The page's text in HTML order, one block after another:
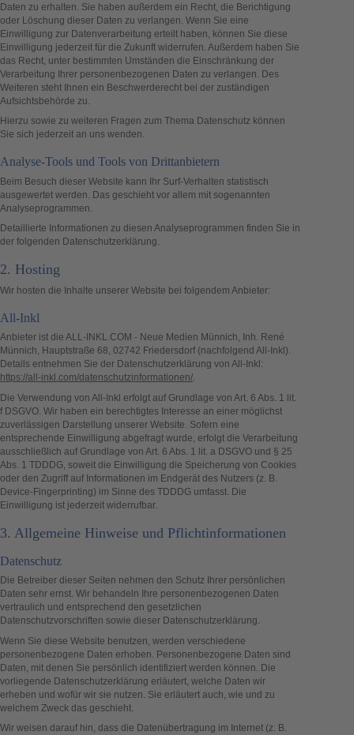
Daten zu erhalten. Sie haben außerdem ein Recht, die Berichtigung
oder Löschung dieser Daten zu verlangen. Wenn Sie eine
Einwilligung zur Datenverarbeitung erteilt haben, können Sie diese
Einwilligung jederzeit für die Zukunft widerrufen. Außerdem haben Sie
das Recht, unter bestimmten Umständen die Einschränkung der
Verarbeitung Ihrer personenbezogenen Daten zu verlangen. Des
Weiteren steht Ihnen ein Beschwerderecht bei der zuständigen
Aufsichtsbehörde zu.
Hierzu sowie zu weiteren Fragen zum Thema Datenschutz können
Sie sich jederzeit an uns wenden.
Analyse-Tools und Tools von Dritt­anbietern
Beim Besuch dieser Website kann Ihr Surf-Verhalten statistisch
ausgewertet werden. Das geschieht vor allem mit sogenannten
Analyseprogrammen.
Detaillierte Informationen zu diesen Analyseprogrammen finden Sie in
der folgenden Datenschutzerklärung.
2. Hosting
Wir hosten die Inhalte unserer Website bei folgendem Anbieter:
All-Inkl
Anbieter ist die ALL-INKL.COM - Neue Medien Münnich, Inh. René
Münnich, Hauptstraße 68, 02742 Friedersdorf (nachfolgend All-Inkl).
Details entnehmen Sie der Datenschutzerklärung von All-Inkl:
https://all-inkl.com/datenschutzinformationen/.
Die Verwendung von All-Inkl erfolgt auf Grundlage von Art. 6 Abs. 1 lit.
f DSGVO. Wir haben ein berechtigtes Interesse an einer möglichst
zuverlässigen Darstellung unserer Website. Sofern eine
entsprechende Einwilligung abgefragt wurde, erfolgt die Verarbeitung
ausschließlich auf Grundlage von Art. 6 Abs. 1 lit. a DSGVO und § 25
Abs. 1 TDDDG, soweit die Einwilligung die Speicherung von Cookies
oder den Zugriff auf Informationen im Endgerät des Nutzers (z. B.
Device-Fingerprinting) im Sinne des TDDDG umfasst. Die
Einwilligung ist jederzeit widerrufbar.
3. Allgemeine Hinweise und Pflicht­informationen
Datenschutz
Die Betreiber dieser Seiten nehmen den Schutz Ihrer persönlichen
Daten sehr ernst. Wir behandeln Ihre personenbezogenen Daten
vertraulich und entsprechend den gesetzlichen
Datenschutzvorschriften sowie dieser Datenschutzerklärung.
Wenn Sie diese Website benutzen, werden verschiedene
personenbezogene Daten erhoben. Personenbezogene Daten sind
Daten, mit denen Sie persönlich identifiziert werden können. Die
vorliegende Datenschutzerklärung erläutert, welche Daten wir
erheben und wofür wir sie nutzen. Sie erläutert auch, wie und zu
welchem Zweck das geschieht.
Wir weisen darauf hin, dass die Datenübertragung im Internet (z. B.